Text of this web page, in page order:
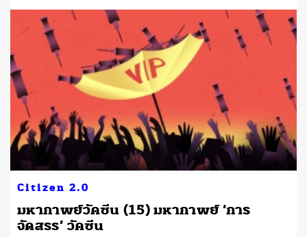
Citizen 2.0
มหากาพย์วัคซีน (15) มหากาพย์ ‘การ
จัดสรร’ วัคซีน